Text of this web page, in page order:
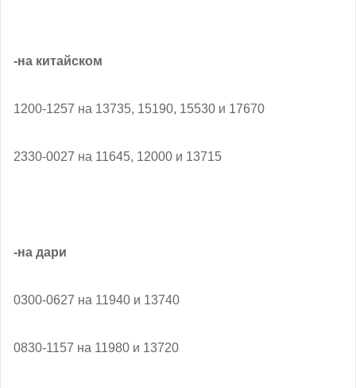
-на китайском
1200-1257 на 13735, 15190, 15530 и 17670
2330-0027 на 11645, 12000 и 13715
-на дари
0300-0627 на 11940 и 13740
0830-1157 на 11980 и 13720